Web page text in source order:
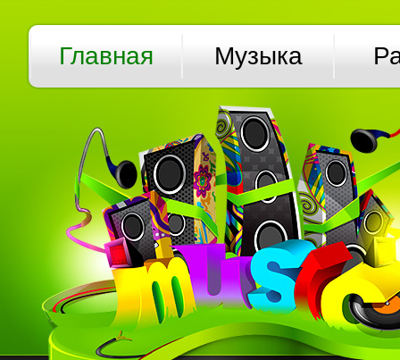
Главная Музыка